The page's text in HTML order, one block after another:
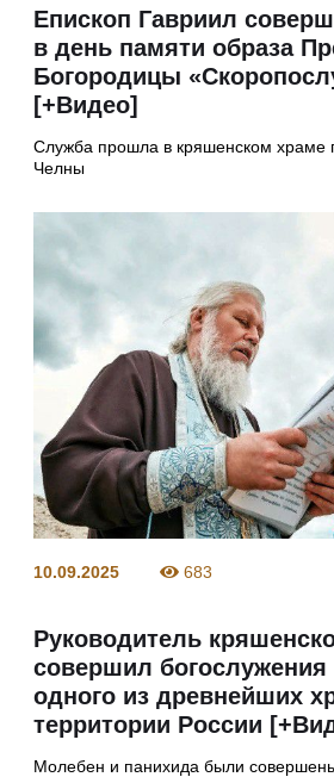
Епископ Гавриил
в день памяти образа
Богородицы
[+Видео]
Служба прошла в кряшенском храме
Челны
10.09.2025 683
Руководитель
совершил богослужения
одного из древнейших
территории России
Молебен и панихида были